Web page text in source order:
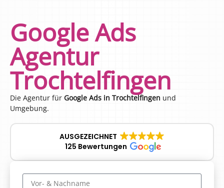
Google Ads
Agentur
Trochtelfingen
Die Agentur für Google Ads in Trochtelfingen und
Umgebung.
AUSGEZEICHNET
125 Bewertungen